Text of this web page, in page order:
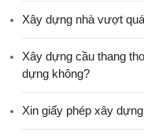
Xây dựng nhà vượt
Xây dựng cầu thang
dựng không?
Xin giấy phép xây